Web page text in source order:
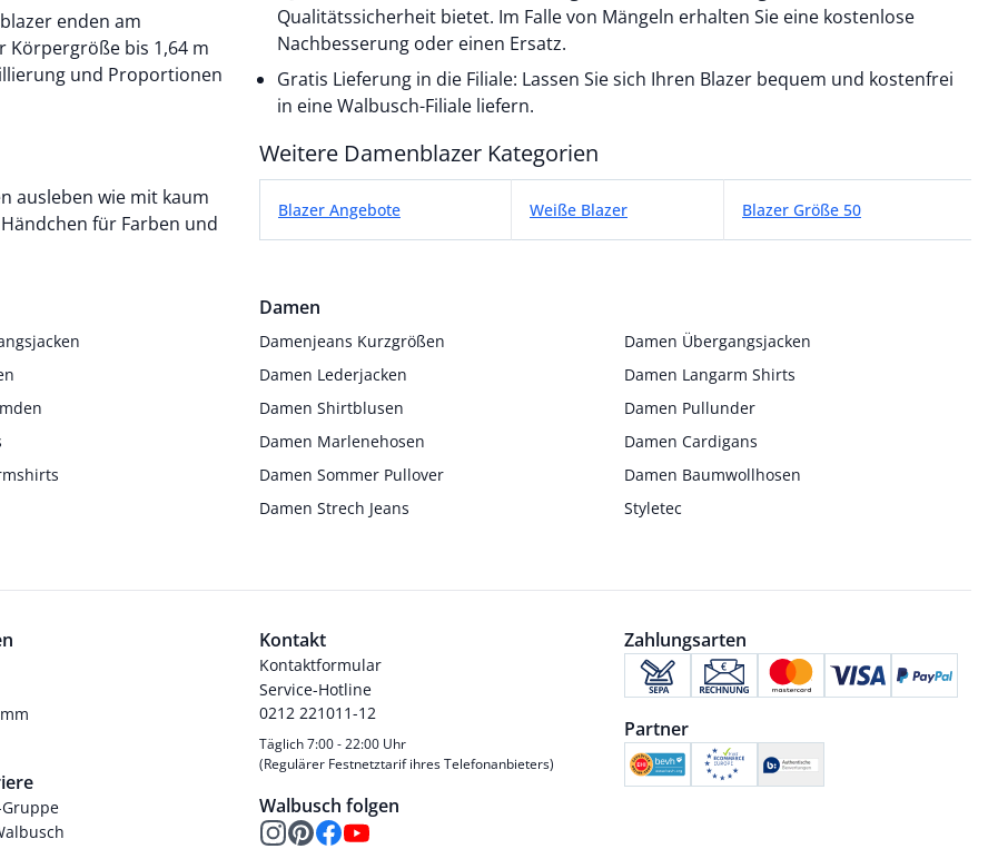
enden am
Körpergröße bis 1,64 m
und Proportionen
ausleben wie mit kaum
für Farben und
Qualitätssicherheit bietet. Im Falle von Mängeln erhalten Sie eine kostenlose
Nachbesserung oder einen Ersatz.
Gratis Lieferung in die Filiale: Lassen Sie sich Ihren Blazer bequem und kostenfrei
in eine Walbusch-Filiale liefern.
Weitere Damenblazer Kategorien
Blazer Angebote Weiße Blazer Blazer Größe 50
Damen
Damenjeans Kurzgrößen
Damen Übergangsjacken
Damen Lederjacken
Damen Langarm Shirts
Damen Shirtblusen
Damen Pullunder
Damen Marlenehosen
Damen Cardigans
Damen Sommer Pullover
Damen Baumwollhosen
Damen Strech Jeans
Styletec
Kontakt
Kontaktformular
Service-Hotline
0212 221011-12
Täglich 7:00 - 22:00 Uhr
(Regulärer Festnetztarif ihres Telefonanbieters)
Walbusch folgen
Zahlungsarten
Partner